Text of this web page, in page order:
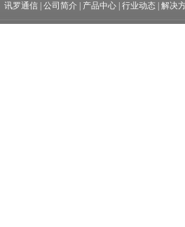
讯罗通信| 公司简介| 产品中心| 行业动态| 解决